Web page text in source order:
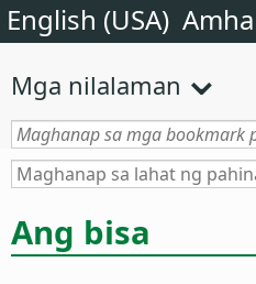
English (USA)
Mga nilalaman
Ang bisa